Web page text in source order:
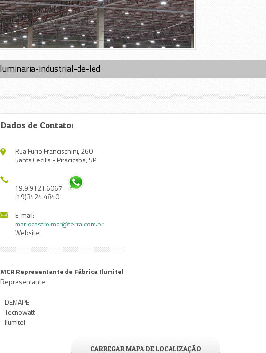
luminaria-industrial-de-led
Dados de Contato:
Rua Furio Francischini, 260
Santa Cecilia - Piracicaba, SP
19.9.9121.6067
(19)3424.4840
E-mail:
mariocastro.mcr@terra.com.br
Website:
MCR Representante de Fábrica Ilumitel
Representante :
- DEMAPE
- Tecnowatt
- Ilumitel
CARREGAR MAPA DE LOCALIZAÇÃO